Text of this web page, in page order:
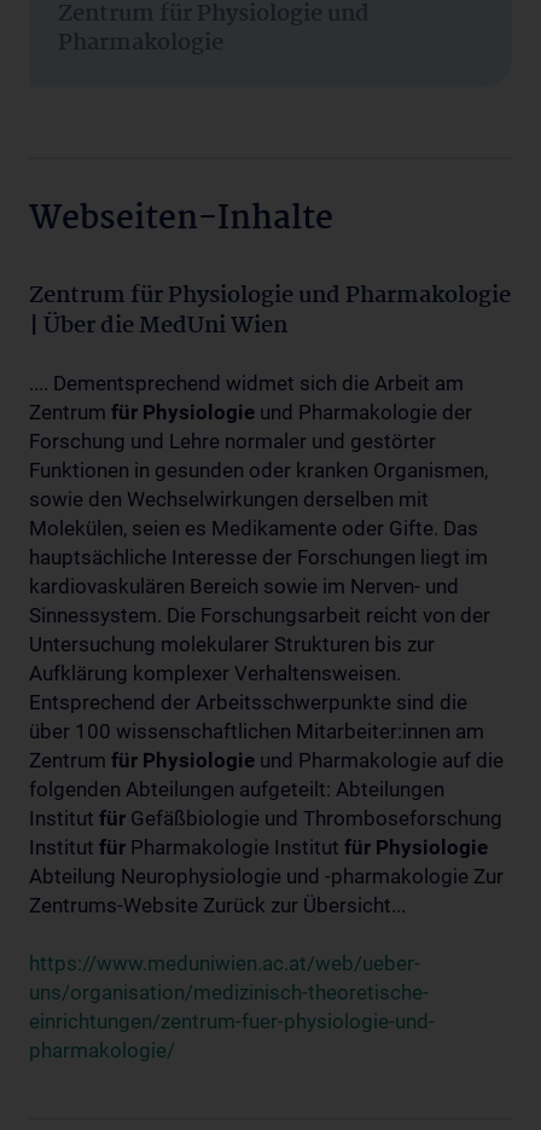
Zentrum für Physiologie und
Pharmakologie
Webseiten-Inhalte
Zentrum für Physiologie und Pharmakologie
| Über die MedUni Wien
.... Dementsprechend widmet sich die Arbeit am
Zentrum für Physiologie und Pharmakologie der
Forschung und Lehre normaler und gestörter
Funktionen in gesunden oder kranken Organismen,
sowie den Wechselwirkungen derselben mit
Molekülen, seien es Medikamente oder Gifte. Das
hauptsächliche Interesse der Forschungen liegt im
kardiovaskulären Bereich sowie im Nerven- und
Sinnessystem. Die Forschungsarbeit reicht von der
Untersuchung molekularer Strukturen bis zur
Aufklärung komplexer Verhaltensweisen.
Entsprechend der Arbeitsschwerpunkte sind die
über 100 wissenschaftlichen Mitarbeiter:innen am
Zentrum für Physiologie und Pharmakologie auf die
folgenden Abteilungen aufgeteilt: Abteilungen
Institut für Gefäßbiologie und Thromboseforschung
Institut für Pharmakologie Institut für Physiologie
Abteilung Neurophysiologie und -pharmakologie Zur
Zentrums-Website Zurück zur Übersicht...
https://www.meduniwien.ac.at/web/ueber-
uns/organisation/medizinisch-theoretische-
einrichtungen/zentrum-fuer-physiologie-und-
pharmakologie/